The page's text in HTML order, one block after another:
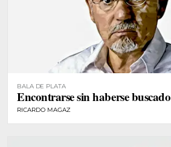
BALA DE PLATA
Encontrarse sin haberse buscado
RICARDO MAGAZ